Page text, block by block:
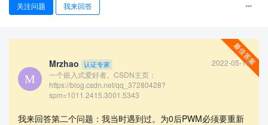
关注问题 我来回答
Mrzhao 认证专家
2022-05-19
一个嵌入式爱好者。CSDN主页：
https://blog.csdn.net/qq_37280428?
spm=1011.2415.3001.5343
我来回答第二个问题：我当时遇到过。为0后PWM必须要重新